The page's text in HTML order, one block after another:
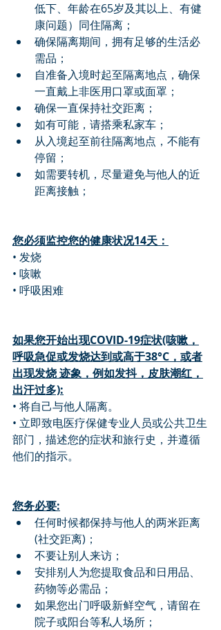
低下、年龄在65岁及其以上、有健
康问题）同住隔离；
确保隔离期间，拥有足够的生活必
需品；
自准备入境时起至隔离地点，确保
一直戴上非医用口罩或面罩；
确保一直保持社交距离；
如有可能，请搭乘私家车；
从入境起至前往隔离地点，不能有
停留；
如需要转机，尽量避免与他人的近
距离接触；
您必须监控您的健康状况14天：
• 发烧
• 咳嗽
• 呼吸困难
如果您开始出现COVID-19症状(咳嗽，
呼吸急促或发烧达到或高于38°C，或者
出现发烧 迹象，例如发抖，皮肤潮红，
出汗过多):
• 将自己与他人隔离。
• 立即致电医疗保健专业人员或公共卫生
部门，描述您的症状和旅行史，并遵循
他们的指示。
您务必要:
任何时候都保持与他人的两米距离
(社交距离)；
不要让别人来访；
安排别人为您提取食品和日用品、
药物等必需品；
如果您出门呼吸新鲜空气，请留在
院子或阳台等私人场所；